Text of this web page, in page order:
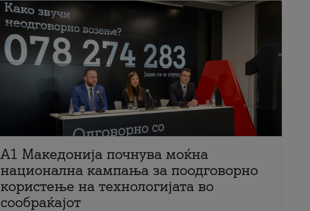
A1 Македонија почнува моќна
национална кампања за поодговорно
користење на технологијата во
сообраќајот